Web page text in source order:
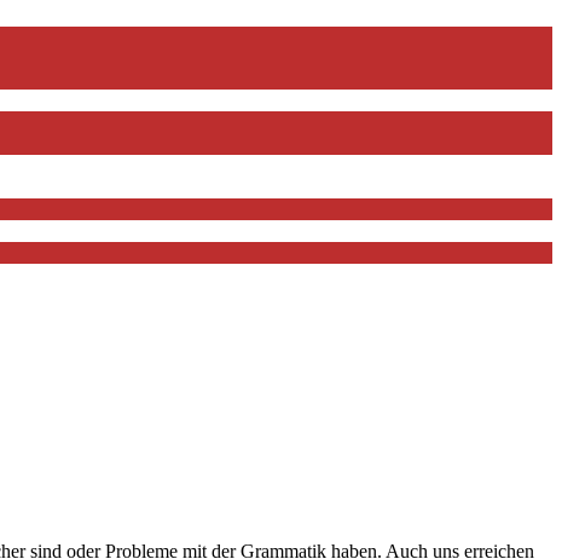
sind oder Probleme mit der Grammatik haben. Auch uns erreichen